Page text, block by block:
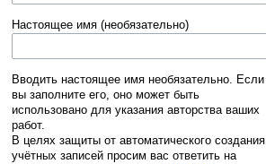
Настоящее имя (необязательно)
Вводить настоящее имя необязательно. Если
вы заполните его, оно может быть
использовано для указания авторства ваших
работ.
В целях защиты от автоматического создания
учётных записей просим вас ответить на